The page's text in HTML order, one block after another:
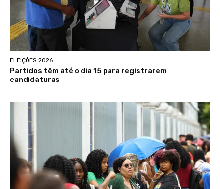
ELEIÇÕES 2026
Partidos têm até o dia 15 para registrarem
candidaturas